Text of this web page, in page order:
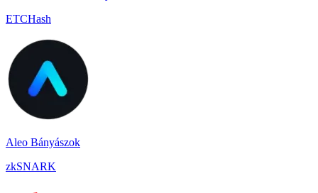
ETCHash
Aleo Bányászok
zkSNARK